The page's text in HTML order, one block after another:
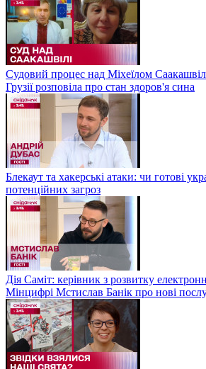
Судовий процес над Міхеїлом
Грузії розповіла про стан здоров'я сина
Блекаут та хакерські атаки: чи готові
потенційних загроз
Дія Саміт: керівник з розвитку
Мінцифрі Мстислав Банік про нові